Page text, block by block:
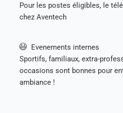
Pour les postes éligibles, le
chez Aventech
Evenements internes
Sportifs, familiaux, extra-
occasions sont bonnes pour
ambiance !